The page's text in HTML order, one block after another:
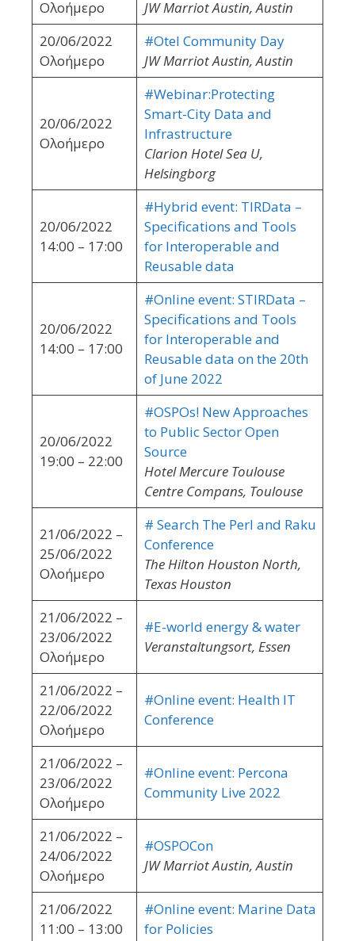
Ολοήμερο
JW Marriot Austin, Austin
20/06/2022
Ολοήμερο
#Otel Community Day
JW Marriot Austin, Austin
20/06/2022
Ολοήμερο
#Webinar:Protecting
Smart-City Data and
Infrastructure
Clarion Hotel Sea U,
Helsingborg
20/06/2022
14:00 – 17:00
#Hybrid event: TIRData –
Specifications and Tools
for Interoperable and
Reusable data
20/06/2022
14:00 – 17:00
#Online event: STIRData –
Specifications and Tools
for Interoperable and
Reusable data on the 20th
of June 2022
20/06/2022
19:00 – 22:00
#OSPOs! New Approaches
to Public Sector Open
Source
Hotel Mercure Toulouse
Centre Compans, Toulouse
21/06/2022 –
25/06/2022
Ολοήμερο
# Search The Perl and Raku
Conference
The Hilton Houston North,
Texas Houston
21/06/2022 –
23/06/2022
Ολοήμερο
#E-world energy & water
Veranstaltungsort, Essen
21/06/2022 –
22/06/2022
Ολοήμερο
#Online event: Health IT
Conference
21/06/2022 –
23/06/2022
Ολοήμερο
#Online event: Percona
Community Live 2022
21/06/2022 –
24/06/2022
Ολοήμερο
#OSPOCon
JW Marriot Austin, Austin
21/06/2022
11:00 – 13:00
#Online event: Marine Data
for Policies